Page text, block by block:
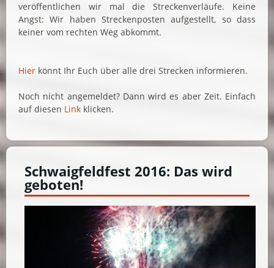
veröffentlichen wir mal die Streckenverläufe. Keine
Angst: Wir haben Streckenposten aufgestellt, so dass
keiner vom rechten Weg abkommt.
Hier könnt Ihr Euch über alle drei Strecken informieren.
Noch nicht angemeldet? Dann wird es aber Zeit. Einfach
auf diesen Link klicken.
Schwaigfeldfest 2016: Das wird
geboten!